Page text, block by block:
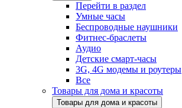
Перейти в раздел
Умные часы
Беспроводные наушники
Фитнес-браслеты
Аудио
Детские смарт-часы
3G, 4G модемы и роутеры
Все
Товары для дома и красоты
Товары для дома и красоты